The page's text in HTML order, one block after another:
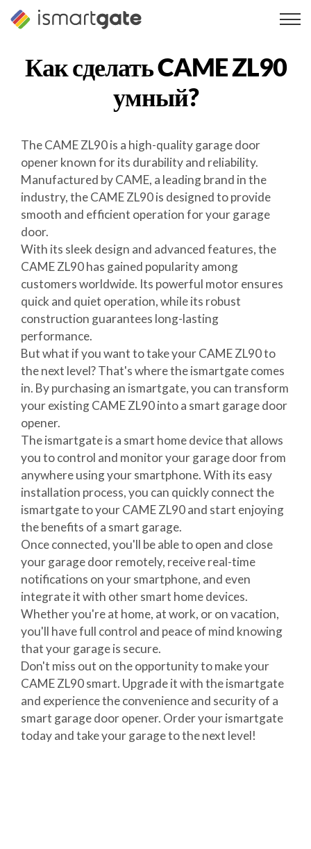
Перейти
Как сделатьCAME ZL90
умный?
The CAME ZL90 is a high-quality garage door
opener known for its durability and reliability.
Manufactured by CAME, a leading brand in the
industry, the CAME ZL90 is designed to provide
smooth and efficient operation for your garage
door.
With its sleek design and advanced features, the
CAME ZL90 has gained popularity among
customers worldwide. Its powerful motor ensures
quick and quiet operation, while its robust
construction guarantees long-lasting
performance.
But what if you want to take your CAME ZL90 to
the next level? That's where the ismartgate comes
in. By purchasing an ismartgate, you can transform
your existing CAME ZL90 into a smart garage door
opener.
The ismartgate is a smart home device that allows
you to control and monitor your garage door from
anywhere using your smartphone. With its easy
installation process, you can quickly connect the
ismartgate to your CAME ZL90 and start enjoying
the benefits of a smart garage.
Once connected, you'll be able to open and close
your garage door remotely, receive real-time
notifications on your smartphone, and even
integrate it with other smart home devices.
Whether you're at home, at work, or on vacation,
you'll have full control and peace of mind knowing
that your garage is secure.
Don't miss out on the opportunity to make your
CAME ZL90 smart. Upgrade it with the ismartgate
and experience the convenience and security of a
smart garage door opener. Order your ismartgate
today and take your garage to the next level!